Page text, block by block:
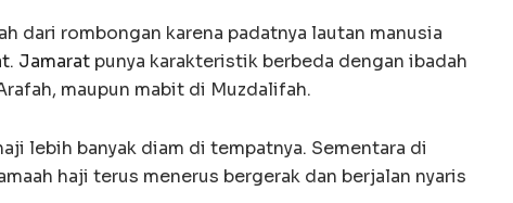
dari rombongan karena padatnya lautan manusia
. Jamarat punya karakteristik berbeda dengan ibadah
maupun mabit di Muzdalifah.
lebih banyak diam di tempatnya. Sementara di
haji terus menerus bergerak dan berjalan nyaris